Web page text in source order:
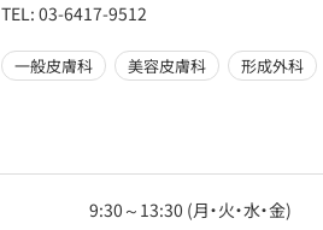
TEL: 03-6417-9512
一般皮膚科 美容皮膚科 形成外科
9:30～13:30 (月・火・水・金)